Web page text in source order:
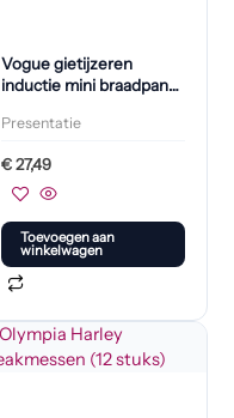
Vogue gietijzeren
inductie mini braadpan
Presentatie
€27,49
Toevoegen aan
winkelwagen